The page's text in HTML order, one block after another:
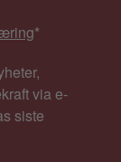
*
via e-
siste